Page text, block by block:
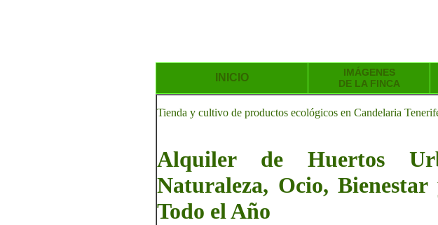
INICIO
IMÁGENES
DE LA FINCA
Tienda y cultivo de productos ecológicos en Candelaria
Alquiler de Huertos
Naturaleza, Ocio,
Todo el Año